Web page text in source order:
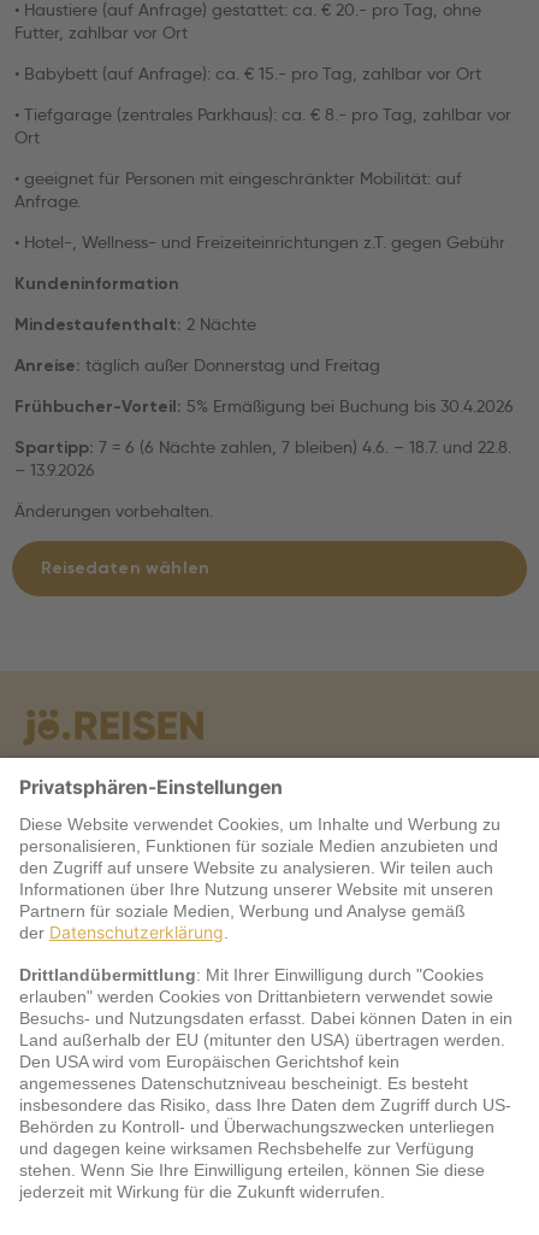
• Haustiere (auf Anfrage) gestattet: ca. € 20.- pro Tag, ohne
Futter, zahlbar vor Ort
• Babybett (auf Anfrage): ca. € 15.- pro Tag, zahlbar vor Ort
• Tiefgarage (zentrales Parkhaus): ca. € 8.- pro Tag, zahlbar vor
Ort
• geeignet für Personen mit eingeschränkter Mobilität: auf
Anfrage.
• Hotel-, Wellness- und Freizeiteinrichtungen z.T. gegen Gebühr
Kundeninformation
Mindestaufenthalt: 2 Nächte
Anreise: täglich außer Donnerstag und Freitag
Frühbucher-Vorteil: 5% Ermäßigung bei Buchung bis 30.4.2026
Spartipp: 7 = 6 (6 Nächte zahlen, 7 bleiben) 4.6. – 18.7. und 22.8.
– 13.9.2026
Änderungen vorbehalten.
Reisedaten wählen
Warum jö?
Service
jö Bonus Club Partner
Zahlungsarten & Sicherheit